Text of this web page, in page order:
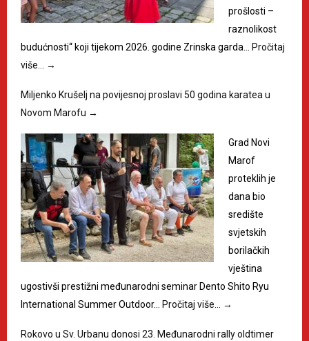
prošlosti –
raznolikost
budućnosti“ koji tijekom 2026. godine Zrinska garda… Pročitaj
više… →
Miljenko Krušelj na povijesnoj proslavi 50 godina karatea u
Novom Marofu →
Grad Novi
Marof
proteklih je
dana bio
središte
svjetskih
borilačkih
vještina
ugostivši prestižni međunarodni seminar Dento Shito Ryu
International Summer Outdoor… Pročitaj više… →
Rokovo u Sv. Urbanu donosi 23. Međunarodni rally oldtimer